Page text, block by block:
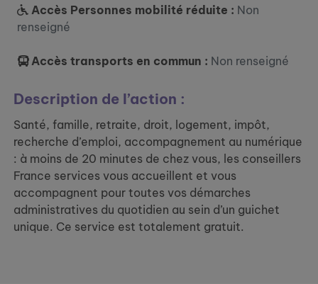
Accès Personnes mobilité réduite : Non
renseigné
Accès transports en commun : Non renseigné
Description de l’action :
Santé, famille, retraite, droit, logement, impôt,
recherche d’emploi, accompagnement au numérique
: à moins de 20 minutes de chez vous, les conseillers
France services vous accueillent et vous
accompagnent pour toutes vos démarches
administratives du quotidien au sein d’un guichet
unique. Ce service est totalement gratuit.